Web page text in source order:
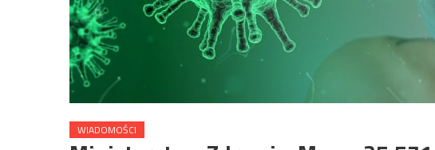
WIADOMOŚCI